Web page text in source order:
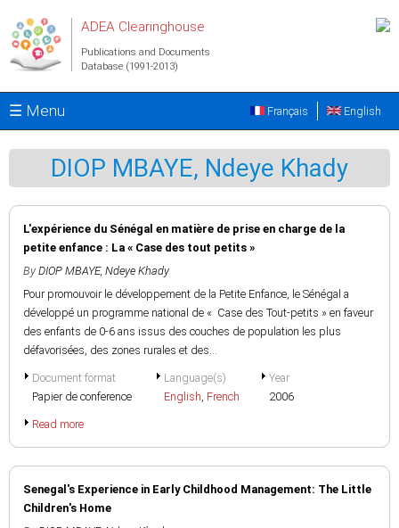
ADEA Clearinghouse
Publications and Documents
Database (1991-2013)
☰ Menu English
Français
DIOP MBAYE, Ndeye Khady
L'expérience du Sénégal en matière de prise en charge de la
petite enfance : La « Case des tout petits »
By DIOP MBAYE, Ndeye Khady
Pour promouvoir le développement de la Petite Enfance, le Sénégal a
développé un programme national de « Case des Tout-petits » en faveur
des enfants de 0-6 ans issus des couches de population les plus
défavorisées, des zones rurales et des...
Document format
Papier de conference
Language(s)
English, French
Year
2006
Read more
Senegal's Experience in Early Childhood Management: The Little
Children's Home